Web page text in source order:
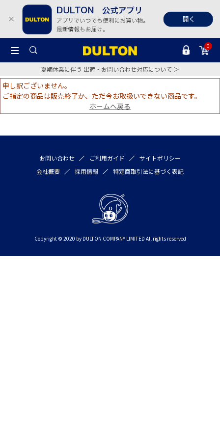
0
夏期休業に伴う 出荷・お問い合わせ対応について ＞
申し訳ございません。
ご指定の商品は販売終了か、ただ今お取扱いできない商品です。
ホームへ戻る
お問い合わせ ご利用ガイド
サイトポリシー
会社概要
採用情報 特定商取引法に基づく表記
Copyright © 2020 by DULTON COMPANY LIMITED All rights reserved